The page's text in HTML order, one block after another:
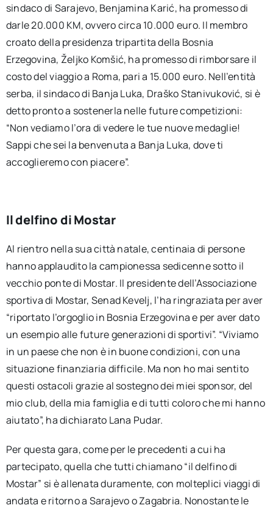
sindaco di Sarajevo, Benjamina Karić, ha promesso di
darle 20.000 KM, ovvero circa 10.000 euro. Il membro
croato della presidenza tripartita della Bosnia
Erzegovina, Željko Komšić, ha promesso di rimborsare il
costo del viaggio a Roma, pari a 15.000 euro. Nell’entità
serba, il sindaco di Banja Luka, Draško Stanivuković, si è
detto pronto a sostenerla nelle future competizioni:
“Non vediamo l’ora di vedere le tue nuove medaglie!
Sappi che sei la benvenuta a Banja Luka, dove ti
accoglieremo con piacere”.
Il delfino di Mostar
Al rientro nella sua città natale, centinaia di persone
hanno applaudito la campionessa sedicenne sotto il
vecchio ponte di Mostar. Il presidente dell’Associazione
sportiva di Mostar, Senad Kevelj, l’ha ringraziata per aver
“riportato l’orgoglio in Bosnia Erzegovina e per aver dato
un esempio alle future generazioni di sportivi”. “Viviamo
in un paese che non è in buone condizioni, con una
situazione finanziaria difficile. Ma non ho mai sentito
questi ostacoli grazie al sostegno dei miei sponsor, del
mio club, della mia famiglia e di tutti coloro che mi hanno
aiutato”, ha dichiarato Lana Pudar.
Per questa gara, come per le precedenti a cui ha
partecipato, quella che tutti chiamano “il delfino di
Mostar” si è allenata duramente, con molteplici viaggi di
andata e ritorno a Sarajevo o Zagabria. Nonostante le